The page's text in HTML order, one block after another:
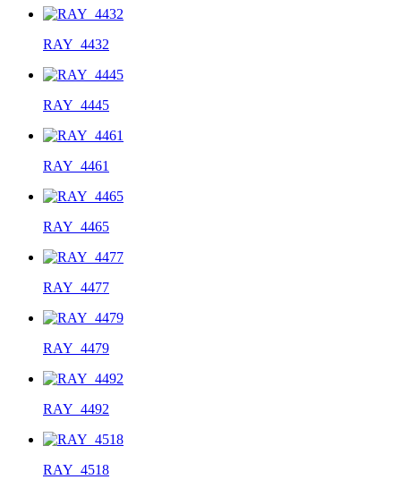
RAY_4432
RAY_4445
RAY_4461
RAY_4465
RAY_4477
RAY_4479
RAY_4492
RAY_4518